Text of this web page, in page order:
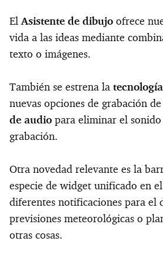
ElAsistente de dibujo ofrece
vida a las ideas mediante
texto o imágenes.
También se estrena la
nuevas opciones de grabación
de audio para eliminar el
grabación.
Otra novedad relevante es la
especie de widget unificado en
diferentes notificaciones para el
previsiones meteorológicas o
otras cosas.